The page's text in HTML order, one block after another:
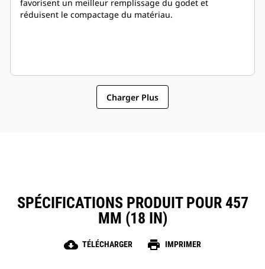
favorisent un meilleur remplissage du godet et
réduisent le compactage du matériau.
Charger Plus
SPÉCIFICATIONS PRODUIT POUR 457
MM (18 IN)
cloud_download TÉLÉCHARGER print IMPRIMER